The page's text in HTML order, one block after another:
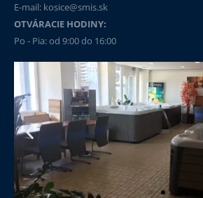
E-mail: kosice@smis.sk
OTVÁRACIE HODINY:
Po - Pia: od 9:00 do 16:00